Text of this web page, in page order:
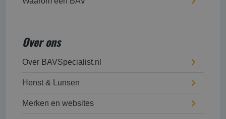
Over ons
Over BAVSpecialist.nl
Henst & Lunsen
Merken en websites